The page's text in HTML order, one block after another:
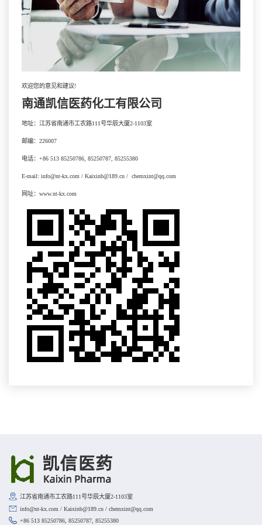
欢迎您的意见和建议!
南通凯信医药化工有限公司
地址：江苏省南通市工农路111号华辰大厦2-1103室
邮编：226007
电话：+86 513 85250786, 85250787, 85255380
E-mail: info@nt-kx.com / Kaixinb@189.cn / chemxint@qq.com
网址：www.nt-kx.com
江苏省南通市工农路111号华辰大厦2-1103室
info@nt-kx.com / Kaixinb@189.cn / chemxint@qq.com
+86 513 85250786, 85250787, 85255380